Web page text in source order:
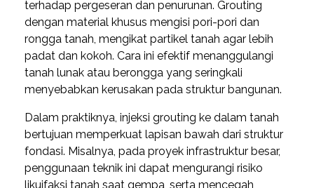
terhadap pergeseran dan penurunan. Grouting
dengan material khusus mengisi pori-pori dan
rongga tanah, mengikat partikel tanah agar lebih
padat dan kokoh. Cara ini efektif menanggulangi
tanah lunak atau berongga yang seringkali
menyebabkan kerusakan pada struktur bangunan.
Dalam praktiknya, injeksi grouting ke dalam tanah
bertujuan memperkuat lapisan bawah dari struktur
fondasi. Misalnya, pada proyek infrastruktur besar,
penggunaan teknik ini dapat mengurangi risiko
likuifaksi tanah saat gempa, serta mencegah